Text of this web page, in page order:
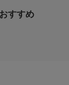
すすめ